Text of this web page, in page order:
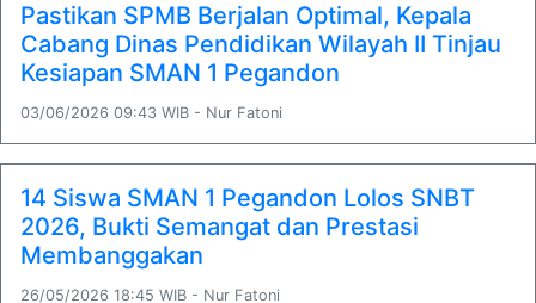
Pastikan SPMB Berjalan Optimal, Kepala
Cabang Dinas Pendidikan Wilayah II Tinjau
Kesiapan SMAN 1 Pegandon
03/06/2026 09:43 WIB - Nur Fatoni
14 Siswa SMAN 1 Pegandon Lolos SNBT
2026, Bukti Semangat dan Prestasi
Membanggakan
26/05/2026 18:45 WIB - Nur Fatoni